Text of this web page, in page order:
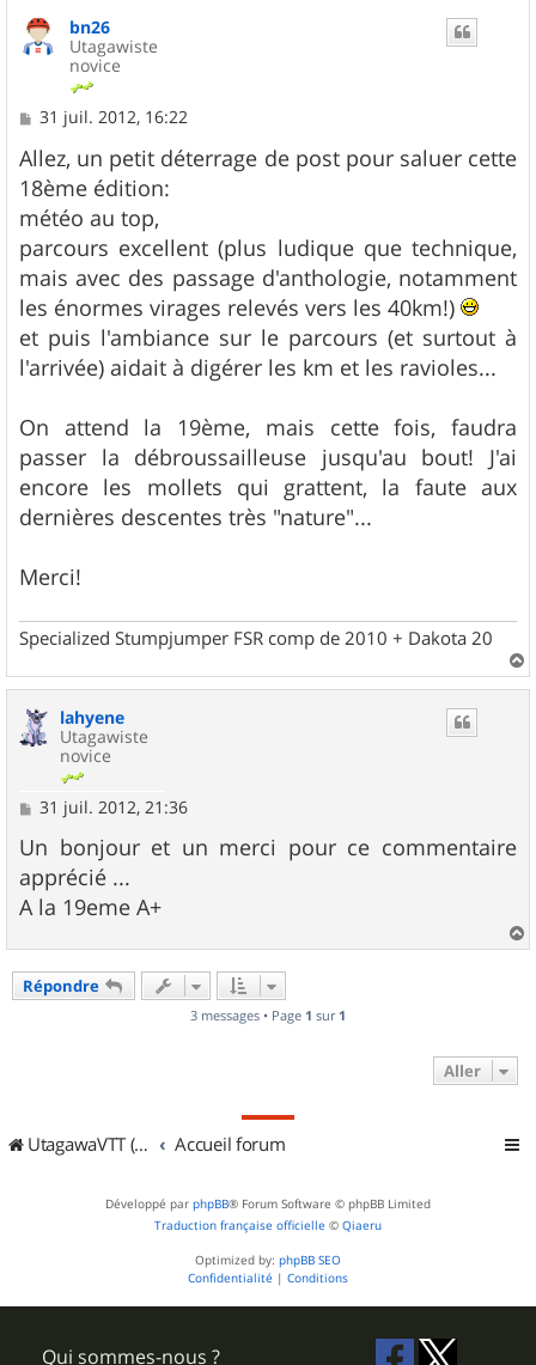
bn26
Utagawiste
novice
M
s
s
a
g
e
31 juil. 2012, 16:22
Allez, un petit déterrage de post pour saluer cette
18ème édition:
météo au top,
parcours excellent (plus ludique que technique,
mais avec des passage d'anthologie, notamment
les énormes virages relevés vers les 40km!)
et puis l'ambiance sur le parcours (et surtout à
l'arrivée) aidait à digérer les km et les ravioles...
On attend la 19ème, mais cette fois, faudra
passer la débroussailleuse jusqu'au bout! J'ai
encore les mollets qui grattent, la faute aux
dernières descentes très "nature"...
Merci!
Specialized Stumpjumper FSR comp de 2010 + Dakota 20
a
lahyene
Utagawiste
novice
M
s
s
a
g
e
31 juil. 2012, 21:36
Un bonjour et un merci pour ce commentaire
apprécié ...
A la 19eme A+
a
Répondre
3 messages • Page 1 sur 1
Aller
UtagawaVTT (Randos VTT et VTTAE avec traces GPS) Accueil forum
Développé par phpBB® Forum Software © phpBB Limited
Traduction française officielle © Qiaeru
Optimized by: phpBB SEO
Confidentialité | Conditions
Qui sommes-nous ?